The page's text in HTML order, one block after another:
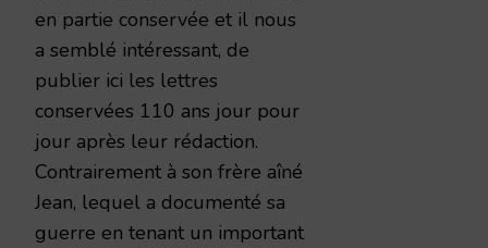
en partie conservée et il nous
a semblé intéressant, de
publier ici les lettres
conservées 110 ans jour pour
jour après leur rédaction.
Contrairement à son frère aîné
Jean, lequel a documenté sa
guerre en tenant un important